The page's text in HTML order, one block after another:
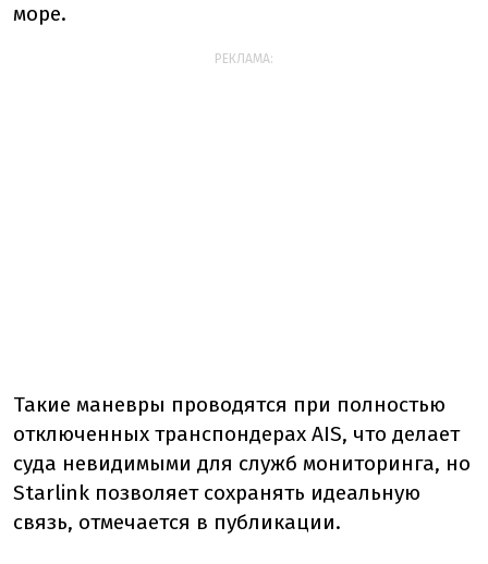
море.
РЕКЛАМА:
Такие маневры проводятся при полностью
отключенных транспондерах AIS, что делает
суда невидимыми для служб мониторинга, но
Starlink позволяет сохранять идеальную
связь, отмечается в публикации.